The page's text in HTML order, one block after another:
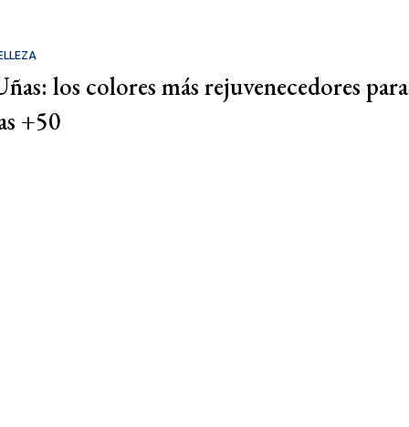
los colores más rejuvenecedores para
+50